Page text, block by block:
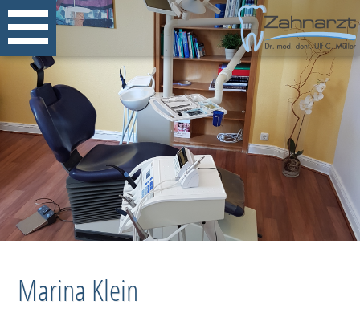
Marina Klein